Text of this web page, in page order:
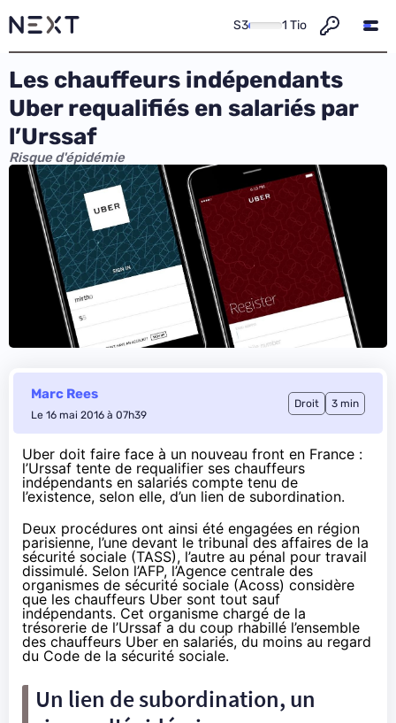
S3 1 Tio
Les chauffeurs indépendants
Uber requalifiés en salariés par
l’Urssaf
Risque d'épidémie
Marc Rees
Le 16 mai 2016 à 07h39
Droit 3 min
Uber doit faire face à un nouveau front en France :
l’Urssaf tente de requalifier ses chauffeurs
indépendants en salariés compte tenu de
l’existence, selon elle, d’un lien de subordination.
Deux procédures ont ainsi été engagées en région
parisienne, l’une devant le tribunal des affaires de la
sécurité sociale (TASS), l’autre au pénal pour travail
dissimulé. Selon l’AFP, l’Agence centrale des
organismes de sécurité sociale (Acoss) considère
que les chauffeurs Uber sont tout sauf
indépendants. Cet organisme chargé de la
trésorerie de l’Urssaf a du coup rhabillé l’ensemble
des chauffeurs Uber en salariés, du moins au regard
du Code de la sécurité sociale.
Un lien de subordination, un